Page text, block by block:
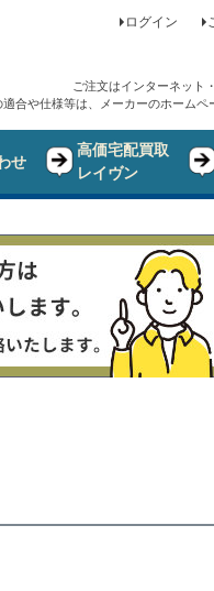
ログイン
ご注文はインターネット
適合や仕様等は、メーカーのホームペ
せ
高価宅配買取
レイヴン
品
し商品を表示しない